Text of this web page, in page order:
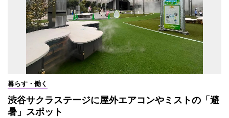
暮らす・働く
渋谷サクラステージに屋外エアコンやミストの「避
暑」スポット